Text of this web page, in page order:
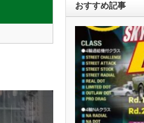
おすすめ記事